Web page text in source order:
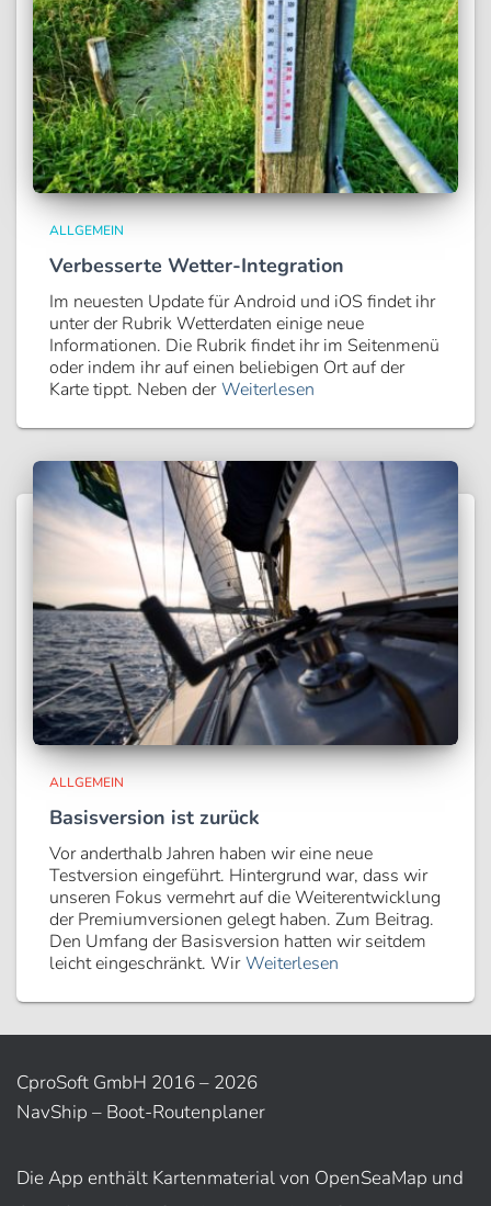
ALLGEMEIN
Verbesserte Wetter-Integration
Im neuesten Update für Android und iOS findet ihr
unter der Rubrik Wetterdaten einige neue
Informationen. Die Rubrik findet ihr im Seitenmenü
oder indem ihr auf einen beliebigen Ort auf der
Karte tippt. Neben der Weiterlesen
ALLGEMEIN
Basisversion ist zurück
Vor anderthalb Jahren haben wir eine neue
Testversion eingeführt. Hintergrund war, dass wir
unseren Fokus vermehrt auf die Weiterentwicklung
der Premiumversionen gelegt haben. Zum Beitrag.
Den Umfang der Basisversion hatten wir seitdem
leicht eingeschränkt. Wir Weiterlesen
CproSoft GmbH 2016 – 2026
NavShip – Boot-Routenplaner
Die App enthält Kartenmaterial von OpenSeaMap und